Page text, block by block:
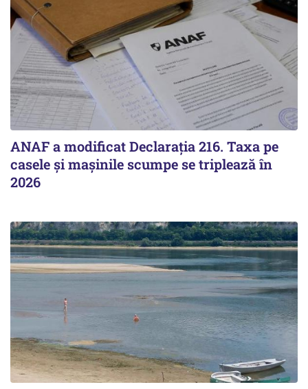
ANAF a modificat Declarația 216. Taxa pe
casele și mașinile scumpe se triplează în
2026